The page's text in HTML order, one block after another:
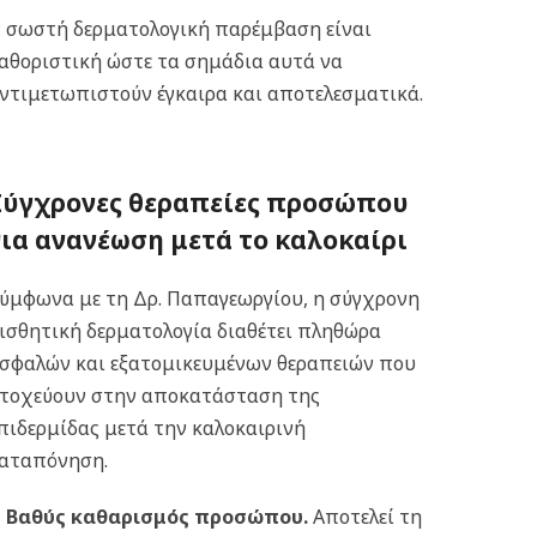
δερματολογική παρέμβαση είναι
ώστε τα σημάδια αυτά να
έγκαιρα και αποτελεσματικά.
θεραπείες προσώπου
ανανέωση μετά το καλοκαίρι
με τη Δρ. Παπαγεωργίου, η σύγχρονη
δερματολογία διαθέτει πληθώρα
και εξατομικευμένων θεραπειών που
στην αποκατάσταση της
μετά την καλοκαιρινή
Βαθύς καθαρισμός προσώπου.Αποτελεί τη